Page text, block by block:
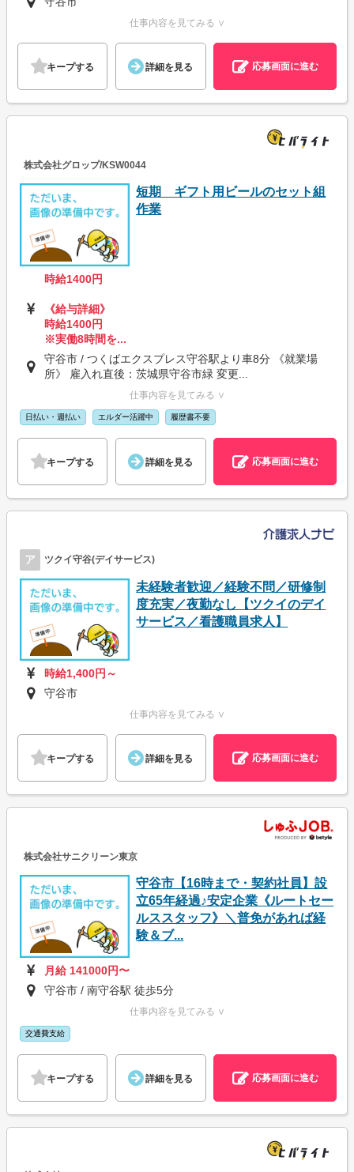
仕事内容を見てみる ∨
キープする 詳細を見る 応募画面に進む
株式会社グロップ/KSW0044
短期 ギフト用ビールのセット組
作業
時給1400円
《給与詳細》
時給1400円
※実働8時間を...
守谷市 / つくばエクスプレス守谷駅より車8分 《就業場
所》 雇入れ直後：茨城県守谷市緑 変更...
仕事内容を見てみる ∨
日払い・週払い エルダー活躍中 履歴書不要
キープする 詳細を見る 応募画面に進む
ア ツクイ守谷(デイサービス)
未経験者歓迎／経験不問／研修制
度充実／夜勤なし【ツクイのデイ
サービス／看護職員求人】
時給1,400円～
守谷市
仕事内容を見てみる ∨
キープする 詳細を見る 応募画面に進む
株式会社サニクリーン東京
守谷市【16時まで・契約社員】設
立65年経過♪安定企業《ルートセー
ルススタッフ》＼普免があれば経
験＆ブ...
月給 141000円〜
守谷市 / 南守谷駅 徒歩5分
仕事内容を見てみる ∨
交通費支給
キープする 詳細を見る 応募画面に進む